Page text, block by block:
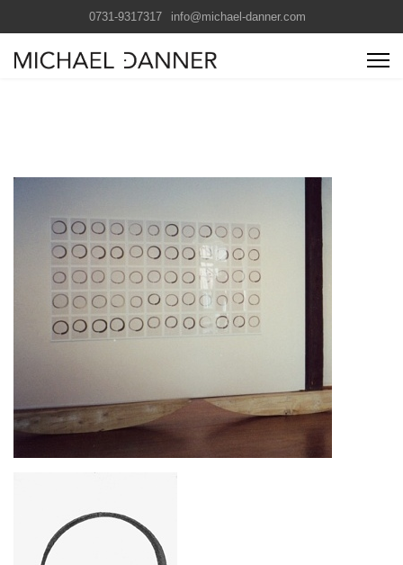
0731-9317317 info@michael-danner.com